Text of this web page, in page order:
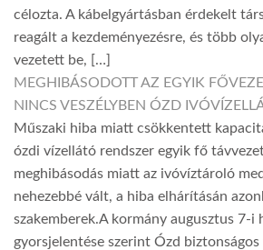
célozta. A kábelgyártásban érdekelt
reagált a kezdeményezésre, és több
vezetett be, […]
MEGHIBÁSODOTT AZ EGYIK
NINCS VESZÉLYBEN ÓZD
Műszaki hiba miatt csökkentett
ózdi vízellátó rendszer egyik fő
meghibásodás miatt az ivóvíztároló
nehezebbé vált, a hiba elhárításán
szakemberek.A kormány augusztus 7-i
gyorsjelentése szerint Ózd